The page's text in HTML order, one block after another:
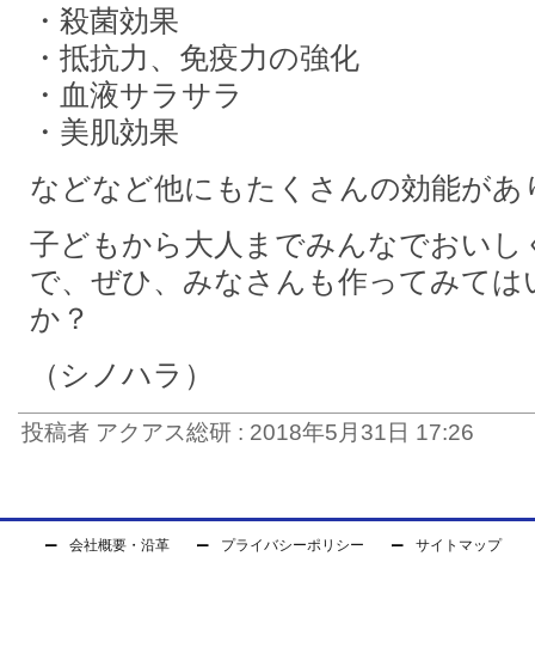
・殺菌効果
・抵抗力、免疫力の強化
・血液サラサラ
・美肌効果
などなど他にもたくさんの効能があ
子どもから大人までみんなでおい
で、ぜひ、みなさんも作ってみて
か？
（シノハラ）
投稿者 アクアス総研 : 2018年5月31日 17:26
会社概要・沿革 プライバシーポリシー サイトマップ